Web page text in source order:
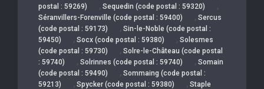
postal : 59269)
, Sequedin (code postal : 59320) ,
Séranvillers-Forenville (code postal : 59400) , Sercus
(code postal : 59173)
, Sin-le-Noble (code postal :
59450)
, Socx (code postal : 59380) , Solesmes
(code postal : 59730)
, Solre-le-Château (code postal
: 59740)
, Solrinnes (code postal : 59740) , Somain
(code postal : 59490)
, Sommaing (code postal :
59213)
, Spycker (code postal : 59380) , Staple